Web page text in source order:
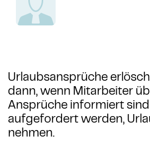
Urlaubsansprüche
dann, wenn Mitarbeiter
Ansprüche informiert
aufgefordert werden,
nehmen.